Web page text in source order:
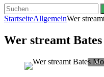
Suchen
nach:
StartseiteAllgemeinWer
Wer streamt